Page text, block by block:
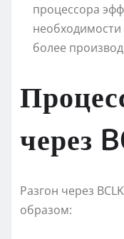
процессора
более
через
Разгон через
образом: